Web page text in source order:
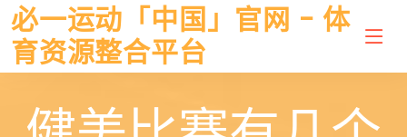
必一运动「中国」官网 - 体
育资源整合平台